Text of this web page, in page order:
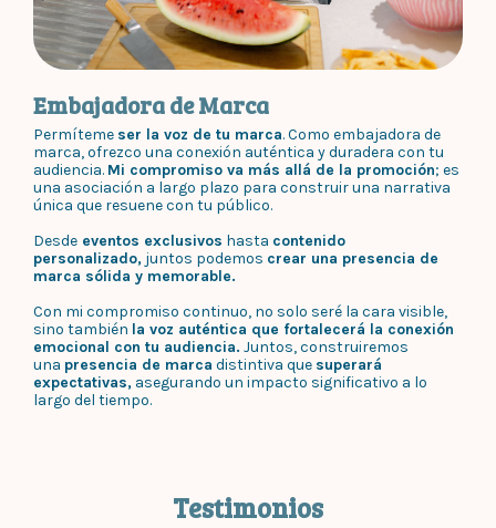
Embajadora de Marca
Permíteme ser la voz de tu marca. Como embajadora de
marca, ofrezco una conexión auténtica y duradera con tu
audiencia. Mi compromiso va más allá de la promoción; es
una asociación a largo plazo para construir una narrativa
única que resuene con tu público.
Desde eventos exclusivos hasta contenido
personalizado, juntos podemos crear una presencia de
marca sólida y memorable.
Con mi compromiso continuo, no solo seré la cara visible,
sino también la voz auténtica que fortalecerá la conexión
emocional con tu audiencia. Juntos, construiremos
una presencia de marca distintiva que superará
expectativas, asegurando un impacto significativo a lo
largo del tiempo.
Testimonios